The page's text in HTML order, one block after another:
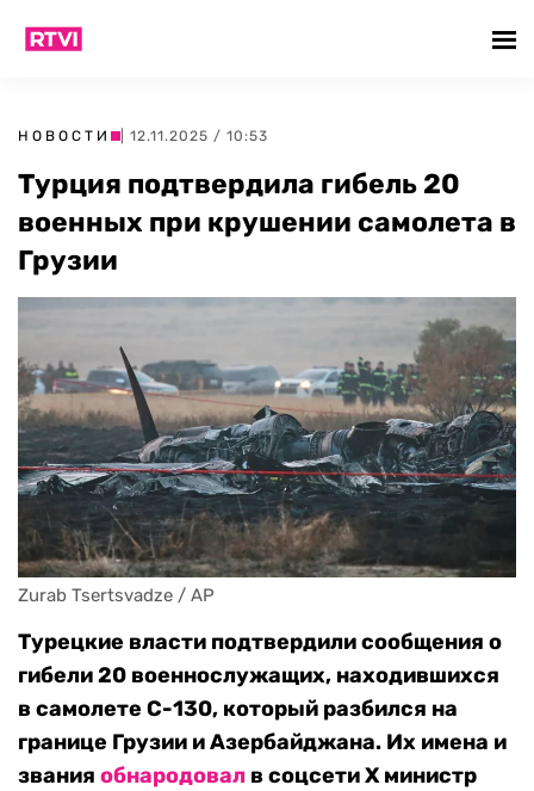
НОВОСТИ | 12.11.2025 / 10:53
Турция подтвердила гибель 20
военных при крушении самолета в
Грузии
Zurab Tsertsvadze / AP
Турецкие власти подтвердили сообщения о
гибели 20 военнослужащих, находившихся
в самолете С-130, который разбился на
границе Грузии и Азербайджана. Их имена и
звания обнародовал в соцсети X министр